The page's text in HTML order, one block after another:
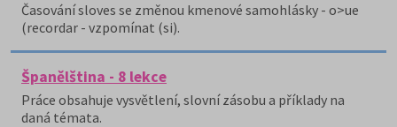
Časování sloves se změnou kmenové samohlásky - o>ue
(recordar - vzpomínat (si).
Španělština - 8 lekce
Práce obsahuje vysvětlení, slovní zásobu a příklady na
daná témata.